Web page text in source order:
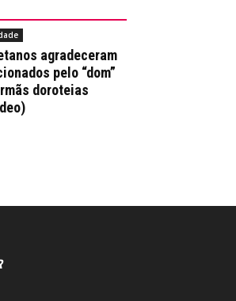
agradeceram
pelo “dom”
doroteias